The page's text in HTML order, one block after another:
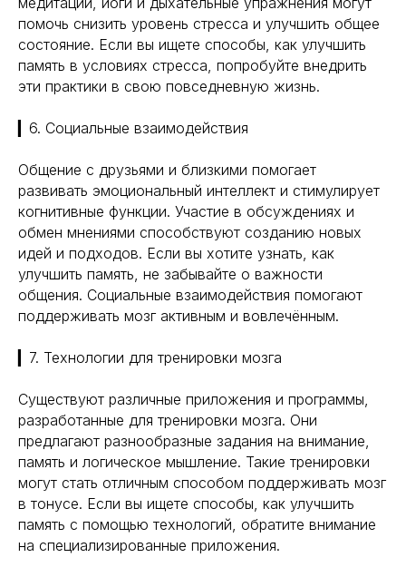
помочь снизить уровень стресса и улучшить общее
состояние. Если вы ищете способы, как улучшить
память в условиях стресса, попробуйте внедрить
эти практики в свою повседневную жизнь.
▎6. Социальные взаимодействия
Общение с друзьями и близкими помогает
развивать эмоциональный интеллект и стимулирует
когнитивные функции. Участие в обсуждениях и
обмен мнениями способствуют созданию новых
идей и подходов. Если вы хотите узнать, как
улучшить память, не забывайте о важности
общения. Социальные взаимодействия помогают
поддерживать мозг активным и вовлечённым.
▎7. Технологии для тренировки мозга
Существуют различные приложения и программы,
разработанные для тренировки мозга. Они
предлагают разнообразные задания на внимание,
память и логическое мышление. Такие тренировки
могут стать отличным способом поддерживать мозг
в тонусе. Если вы ищете способы, как улучшить
память с помощью технологий, обратите внимание
на специализированные приложения.